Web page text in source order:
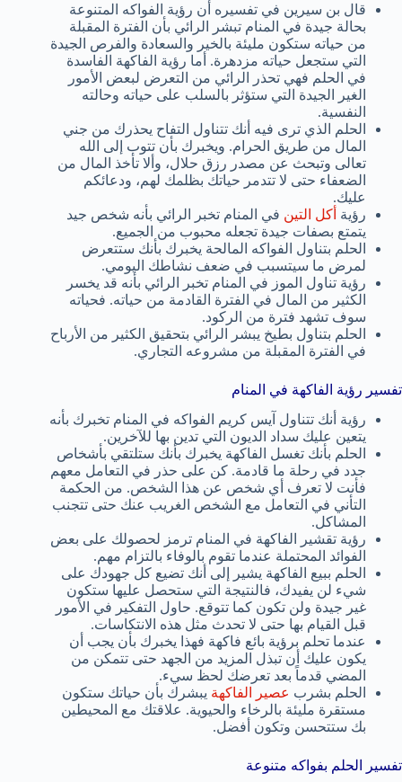
قال بن سيرين في تفسيره أن رؤية الفواكه المتنوعة
بحالة جيدة في المنام تبشر الرائي بأن الفترة المقبلة
من حياته ستكون مليئة بالخير والسعادة والفرص الجيدة
التي ستجعل حياته مزدهرة. أما رؤية الفاكهة الفاسدة
في الحلم فهي تحذر الرائي من التعرض لبعض الأمور
الغير الجيدة التي ستؤثر بالسلب على حياته وحالته
النفسية.
الحلم الذي ترى فيه أنك تتناول التفاح يحذرك من جني
المال من طريق الحرام. ويخبرك بأن تتوب إلى الله
تعالى وتبحث عن مصدر رزق حلال، وألا تأخذ المال من
الضعفاء حتى لا تتدمر حياتك بظلمك لهم، ودعائكم
عليك.
رؤية أكل التين في المنام تخبر الرائي بأنه شخص جيد
يتمتع بصفات جيدة تجعله محبوب من الجميع.
الحلم بتناول الفواكه المالحة يخبرك بأنك ستتعرض
لمرض ما سيتسبب في ضعف نشاطك اليومي.
رؤية تناول الموز في المنام تخبر الرائي بأنه قد يخسر
الكثير من المال في الفترة القادمة من حياته. فحياته
سوف تشهد فترة من الركود.
الحلم بتناول بطيخ يبشر الرائي بتحقيق الكثير من الأرباح
في الفترة المقبلة من مشروعه التجاري.
تفسير رؤية الفاكهة في المنام
رؤية أنك تتناول آيس كريم الفواكه في المنام تخبرك بأنه
يتعين عليك سداد الديون التي تدين بها للآخرين.
الحلم بأنك تغسل الفاكهة يخبرك بأنك ستلتقي بأشخاص
جدد في رحلة ما قادمة. كن على حذر في التعامل معهم
فأنت لا تعرف أي شخص عن هذا الشخص. من الحكمة
التأني في التعامل مع الشخص الغريب عنك حتى تتجنب
المشاكل.
رؤية تقشير الفاكهة في المنام ترمز لحصولك على بعض
الفوائد المحتملة عندما تقوم بالوفاء بالتزام مهم.
الحلم ببيع الفاكهة يشير إلى أنك تضيع كل جهودك على
شيء لن يفيدك، فالنتيجة التي ستحصل عليها ستكون
غير جيدة ولن تكون كما تتوقع. حاول التفكير في الأمور
قبل القيام بها حتى لا تحدث مثل هذه الانتكاسات.
عندما تحلم برؤية بائع فاكهة فهذا يخبرك بأن يجب أن
يكون عليك أن تبذل المزيد من الجهد حتى تتمكن من
المضي قدماً بعد تعرضك لحظ سيء.
الحلم بشرب عصير الفاكهة يبشرك بأن حياتك ستكون
مستقرة مليئة بالرخاء والحيوية. علاقتك مع المحيطين
بك ستتحسن وتكون أفضل.
تفسير الحلم بفواكه متنوعة